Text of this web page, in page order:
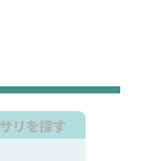
リを探す